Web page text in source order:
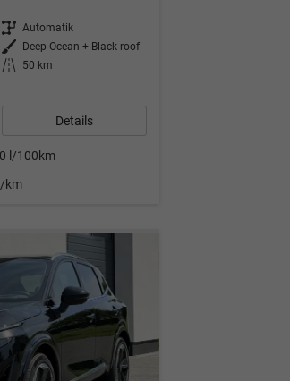
Getriebe Automatik
Außenfarbe
Deep Ocean + Black roof
Kilometerstand
50 km
Details
l/100km
km